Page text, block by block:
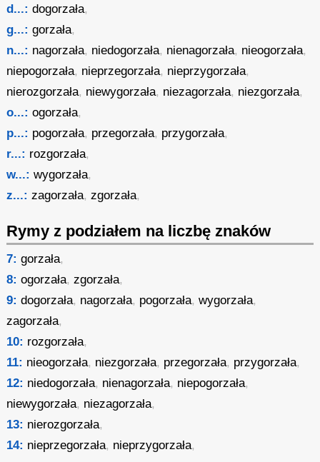
d...: dogorzała,
g...: gorzała,
n...: nagorzała, niedogorzała, nienagorzała, nieogorzała,
niepogorzała, nieprzegorzała, nieprzygorzała,
nierozgorzała, niewygorzała, niezagorzała, niezgorzała,
o...: ogorzała,
p...: pogorzała, przegorzała, przygorzała,
r...: rozgorzała,
w...: wygorzała,
z...: zagorzała,zgorzała,
Rymy z podziałem na liczbę znaków
7: gorzała,
8: ogorzała,zgorzała,
9: dogorzała, nagorzała, pogorzała,wygorzała,
zagorzała,
10: rozgorzała,
11: nieogorzała, niezgorzała, przegorzała, przygorzała,
12: niedogorzała, nienagorzała, niepogorzała,
niewygorzała, niezagorzała,
13: nierozgorzała,
14: nieprzegorzała, nieprzygorzała,